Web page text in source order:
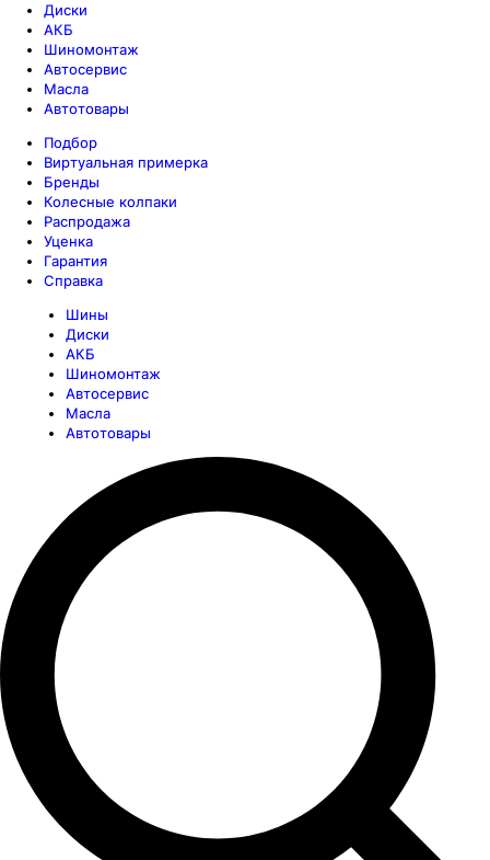
Диски
АКБ
Шиномонтаж
Автосервис
Масла
Автотовары
Подбор
Виртуальная примерка
Бренды
Колесные колпаки
Распродажа
Уценка
Гарантия
Справка
Шины
Диски
АКБ
Шиномонтаж
Автосервис
Масла
Автотовары